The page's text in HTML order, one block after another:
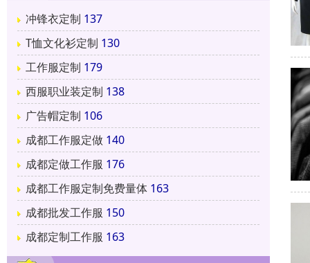
冲锋衣定制 137
T恤文化衫定制 130
工作服定制 179
西服职业装定制 138
广告帽定制 106
成都工作服定做 140
成都定做工作服 176
成都工作服定制免费量体 163
成都批发工作服 150
成都定制工作服 163